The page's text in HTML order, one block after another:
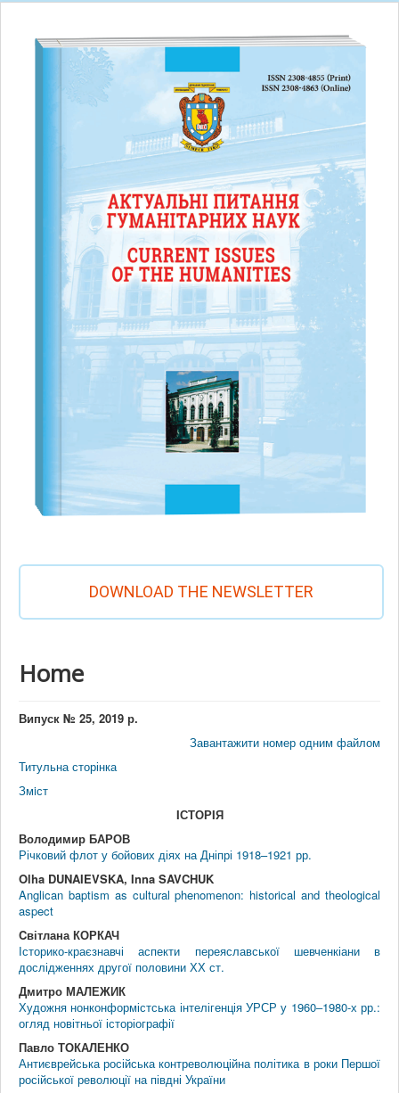
DOWNLOAD THE NEWSLETTER
Home
Випуск № 25, 2019 р.
Завантажити номер одним файлом
Титульна сторінка
Змiст
IСТОРIЯ
Володимир БАРОВ
Річковий флот у бойових діях на Дніпрі 1918–1921 рр.
Olha DUNAIEVSKA, Inna SAVCHUK
Anglican baptism as cultural phenomenon: historical and theological
aspect
Cвітлана КОРКАЧ
Історико-краєзнавчі аспекти переяславської шевченкіани в
дослідженнях другої половини ХХ ст.
Дмитро МАЛЕЖИК
Художня нонконформістська інтелігенція УРСР у 1960‒1980-х рр.:
огляд новітньої історіографії
Павло ТОКАЛЕНКО
Антиєврейська російська контреволюційна політика в роки Першої
російської революції на півдні України